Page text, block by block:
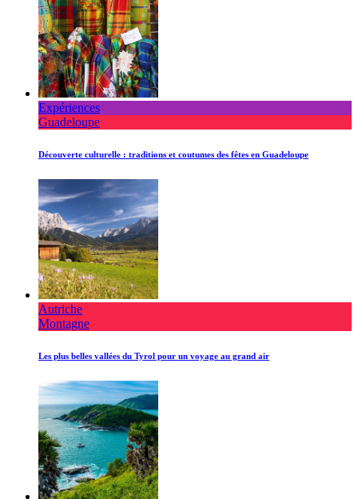
Expériences
Guadeloupe
Découverte culturelle : traditions et coutumes des fêtes en Guadeloupe
Autriche
Montagne
Les plus belles vallées du Tyrol pour un voyage au grand air